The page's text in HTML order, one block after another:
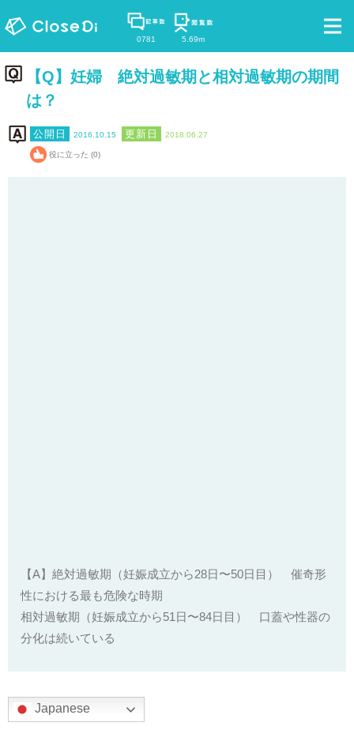
0781 5.69m
【Q】妊婦 絶対過敏期と相対過敏期の期間
は？
2016.10.15 2018.06.27
役に立った (0)
【A】絶対過敏期（妊娠成立から28日〜50日目） 催奇形
性における最も危険な時期
相対過敏期（妊娠成立から51日〜84日目） 口蓋や性器の
分化は続いている
Japanese